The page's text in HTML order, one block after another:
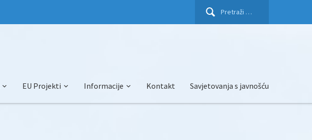
Pretraži:
EU Projekti Informacije Kontakt Savjetovanja s javnošću